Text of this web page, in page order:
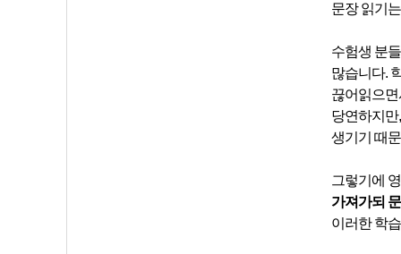
문장 읽기
수험생 분
많습니다.
끊어읽으
당연하지
생기기 때
그렇기에
가져가되
이러한 학